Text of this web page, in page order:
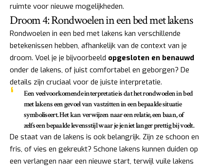
ruimte voor nieuwe mogelijkheden.
Droom 4: Rondwoelen in een bed met lakens
Rondwoelen in een bed met lakens kan verschillende
betekenissen hebben, afhankelijk van de context van je
droom. Voel je je bijvoorbeeld opgesloten en benauwd
onder de lakens, of juist comfortabel en geborgen? De
details zijn cruciaal voor de juiste interpretatie.
Een veelvoorkomende interpretatie is dat het rondwoelen in bed
met lakens een gevoel vanvastzitten in een bepaalde situatie
symboliseert. Het kan verwijzen naar een relatie, een baan, of
zelfs een bepaalde levensstijl waar je je niet langer prettig bij voelt.
De staat van de lakens is ook belangrijk. Zijn ze schoon en
fris, of vies en gekreukt? Schone lakens kunnen duiden op
een verlangen naar een nieuwe start, terwijl vuile lakens